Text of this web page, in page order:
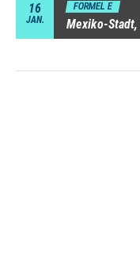
16
JAN.
FORMEL E
Mexiko-